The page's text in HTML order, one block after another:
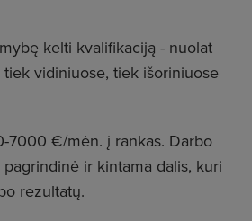
kelti kvalifikaciją - nuolat
vidiniuose, tiek išoriniuose
7000 €/mėn. į rankas. Darbo
ir kintama dalis, kuri
rezultatų.